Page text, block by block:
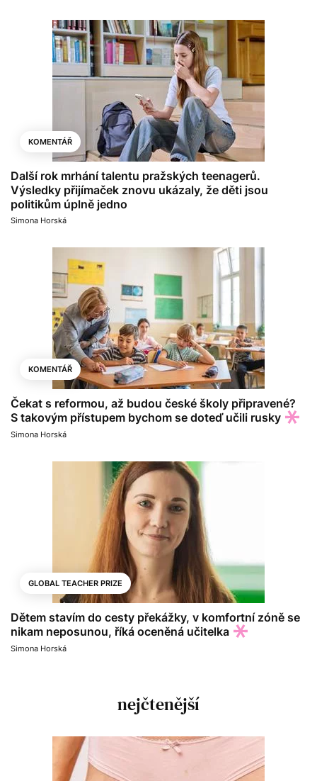
KOMENTÁŘ
Další rok mrhání talentu pražských teenagerů.
Výsledky přijímaček znovu ukázaly, že děti jsou
politikům úplně jedno
Simona Horská
KOMENTÁŘ
Čekat s reformou, až budou české školy připravené?
S takovým přístupem bychom se doteď učili rusky
Simona Horská
GLOBAL TEACHER PRIZE
Dětem stavím do cesty překážky, v komfortní zóně se
nikam neposunou, říká oceněná učitelka
Simona Horská
nejčtenější